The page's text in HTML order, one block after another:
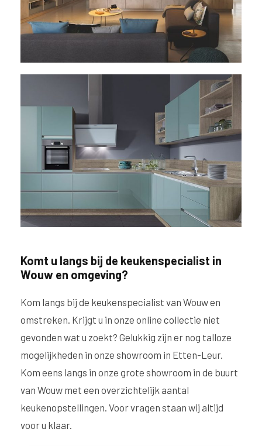
Komt u langs bij de keukenspecialist in
Wouw en omgeving?
Kom langs bij de keukenspecialist van Wouw en
omstreken. Krijgt u in onze online collectie niet
gevonden wat u zoekt? Gelukkig zijn er nog talloze
mogelijkheden in onze showroom in Etten-Leur.
Kom eens langs in onze grote showroom in de buurt
van Wouw met een overzichtelijk aantal
keukenopstellingen. Voor vragen staan wij altijd
voor u klaar.